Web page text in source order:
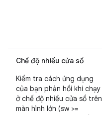
Chế độ nhiều cửa sổ
Kiểm tra cách ứng dụng
của bạn phản hồi khi chạy
ở chế độ nhiều cửa sổ trên
màn hình lớn (sw >=